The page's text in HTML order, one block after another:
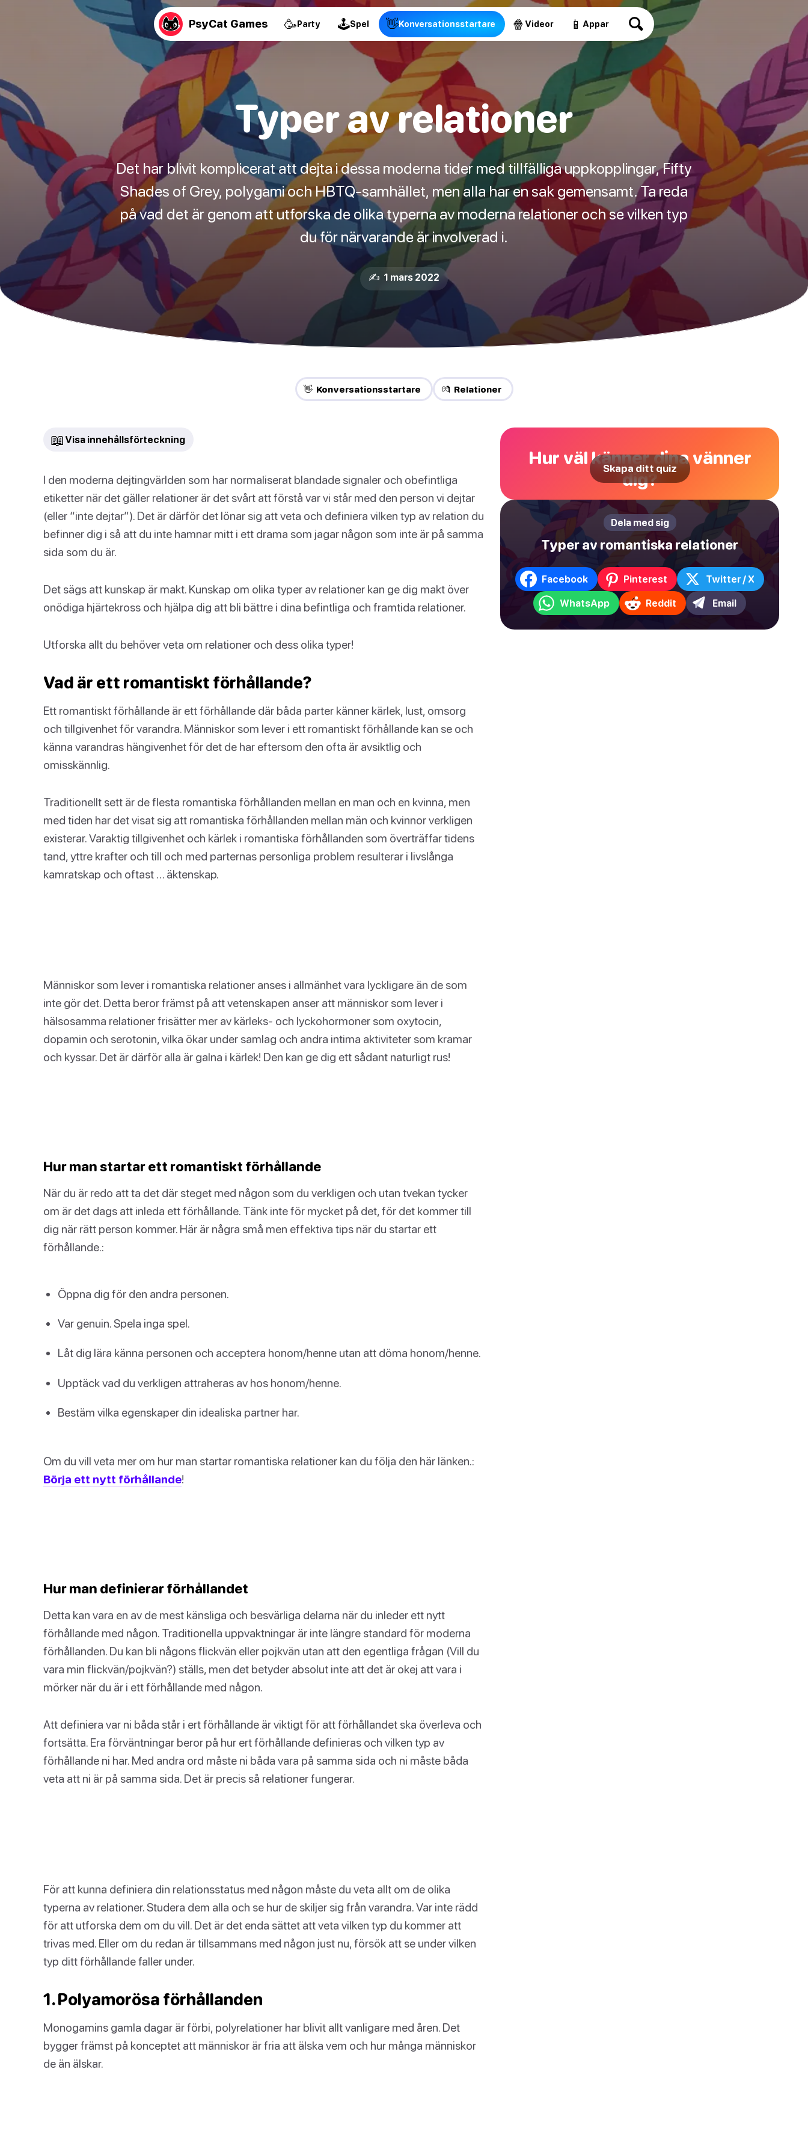
PsyCat Games 🥳Party 🕹Spel 👋Konversationsstartare 🍿 Videor 📱 Appar
Typer av relationer
Det har blivit komplicerat att dejta i dessa moderna tider med tillfälliga uppkopplingar, Fifty
Shades of Grey, polygami och HBTQ-samhället, men alla har en sak gemensamt. Ta reda
på vad det är genom att utforska de olika typerna av moderna relationer och se vilken typ
du för närvarande är involverad i.
✍️ 1 mars 2022
👋 Konversationsstartare 💏 Relationer
📖 Visa innehållsförteckning
I den moderna dejtingvärlden som har normaliserat blandade signaler och obefintliga
etiketter när det gäller relationer är det svårt att förstå var vi står med den person vi dejtar
(eller “inte dejtar”). Det är därför det lönar sig att veta och definiera vilken typ av relation du
befinner dig i så att du inte hamnar mitt i ett drama som jagar någon som inte är på samma
sida som du är.
Det sägs att kunskap är makt. Kunskap om olika typer av relationer kan ge dig makt över
onödiga hjärtekross och hjälpa dig att bli bättre i dina befintliga och framtida relationer.
Utforska allt du behöver veta om relationer och dess olika typer!
Vad är ett romantiskt förhållande?
Ett romantiskt förhållande är ett förhållande där båda parter känner kärlek, lust, omsorg
och tillgivenhet för varandra. Människor som lever i ett romantiskt förhållande kan se och
känna varandras hängivenhet för det de har eftersom den ofta är avsiktlig och
omisskännlig.
Traditionellt sett är de flesta romantiska förhållanden mellan en man och en kvinna, men
med tiden har det visat sig att romantiska förhållanden mellan män och kvinnor verkligen
existerar. Varaktig tillgivenhet och kärlek i romantiska förhållanden som överträffar tidens
tand, yttre krafter och till och med parternas personliga problem resulterar i livslånga
kamratskap och oftast … äktenskap.
Människor som lever i romantiska relationer anses i allmänhet vara lyckligare än de som
inte gör det. Detta beror främst på att vetenskapen anser att människor som lever i
hälsosamma relationer frisätter mer av kärleks- och lyckohormoner som oxytocin,
dopamin och serotonin, vilka ökar under samlag och andra intima aktiviteter som kramar
och kyssar. Det är därför alla är galna i kärlek! Den kan ge dig ett sådant naturligt rus!
Hur man startar ett romantiskt förhållande
När du är redo att ta det där steget med någon som du verkligen och utan tvekan tycker
om är det dags att inleda ett förhållande. Tänk inte för mycket på det, för det kommer till
dig när rätt person kommer. Här är några små men effektiva tips när du startar ett
förhållande.:
Öppna dig för den andra personen.
Var genuin. Spela inga spel.
Låt dig lära känna personen och acceptera honom/henne utan att döma honom/henne.
Upptäck vad du verkligen attraheras av hos honom/henne.
Bestäm vilka egenskaper din idealiska partner har.
Om du vill veta mer om hur man startar romantiska relationer kan du följa den här länken.:
Börja ett nytt förhållande!
Hur man definierar förhållandet
Detta kan vara en av de mest känsliga och besvärliga delarna när du inleder ett nytt
förhållande med någon. Traditionella uppvaktningar är inte längre standard för moderna
förhållanden. Du kan bli någons flickvän eller pojkvän utan att den egentliga frågan (Vill du
vara min flickvän/pojkvän?) ställs, men det betyder absolut inte att det är okej att vara i
mörker när du är i ett förhållande med någon.
Att definiera var ni båda står i ert förhållande är viktigt för att förhållandet ska överleva och
fortsätta. Era förväntningar beror på hur ert förhållande definieras och vilken typ av
förhållande ni har. Med andra ord måste ni båda vara på samma sida och ni måste båda
veta att ni är på samma sida. Det är precis så relationer fungerar.
För att kunna definiera din relationsstatus med någon måste du veta allt om de olika
typerna av relationer. Studera dem alla och se hur de skiljer sig från varandra. Var inte rädd
för att utforska dem om du vill. Det är det enda sättet att veta vilken typ du kommer att
trivas med. Eller om du redan är tillsammans med någon just nu, försök att se under vilken
typ ditt förhållande faller under.
1. Polyamorösa förhållanden
Monogamins gamla dagar är förbi, polyrelationer har blivit allt vanligare med åren. Det
bygger främst på konceptet att människor är fria att älska vem och hur många människor
de än älskar.
Hur väl känner dina vänner
dig?
Skapa ditt quiz
Dela med sig
Typer av romantiska relationer
Facebook Pinterest Twitter / X
WhatsApp Reddit Email